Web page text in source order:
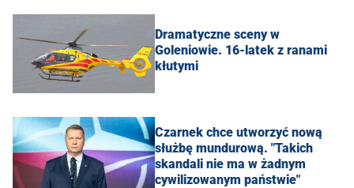
Dramatyczne sceny w
Goleniowie. 16-latek z ranami
kłutymi
Czarnek chce utworzyć nową
służbę mundurową. "Takich
skandali nie ma w żadnym
cywilizowanym państwie"